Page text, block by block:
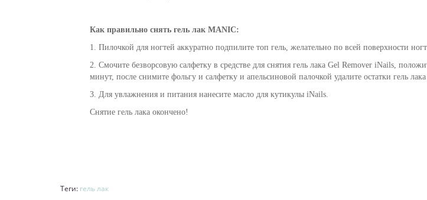
Как правильно снять гель лак MANIC:
1. Пилочкой для ногтей аккуратно подпилите топ гель, желательно по всей поверхности
2. Смочите безворсовую салфетку в средстве для снятия гель лака Gel Remover iNails,
минут, после снимите фольгу и салфетку и апельсиновой палочкой удалите остатки гель
3. Для увлажнения и питания нанесите масло для кутикулы iNails.
Снятие гель лака окончено!
Теги: гель лак